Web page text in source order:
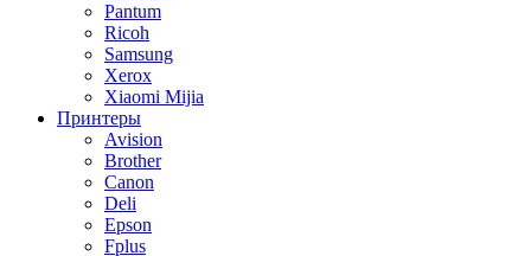
Pantum
Ricoh
Samsung
Xerox
Xiaomi Mijia
Принтеры
Avision
Brother
Canon
Deli
Epson
Fplus